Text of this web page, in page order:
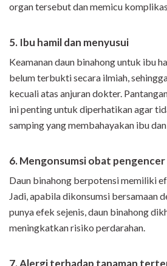
organ tersebut dan memicu
5. Ibu hamil dan menyusui
Keamanan daun binahong untuk ibu
belum terbukti secara ilmiah,
kecuali atas anjuran dokter.
ini penting untuk diperhatikan agar
samping yang membahayakan ibu
6. Mengonsumsi obat pengencer
Daun binahong berpotensi memiliki
Jadi, apabila dikonsumsi bersamaan
punya efek sejenis, daun binahong
meningkatkan risiko perdarahan.